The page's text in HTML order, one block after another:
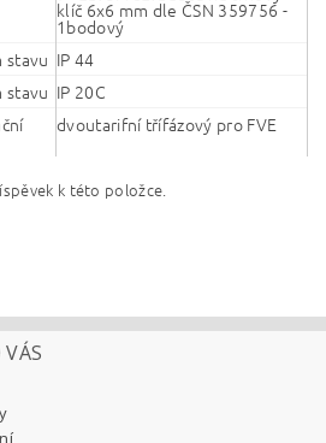
klíč 6x6 mm dle ČSN 359756 -
1bodový
stavu IP 44
stavu IP 20C
dvoutarifní třífázový pro FVE
k této položce.